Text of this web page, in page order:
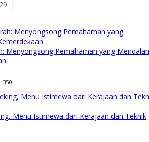
Menyongsong Pemahaman yang
350
Menu Istimewa dari Kerajaan dan Teknik